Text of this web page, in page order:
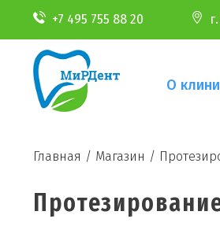
+7 495 755 88 20
О
Главная / Магазин /